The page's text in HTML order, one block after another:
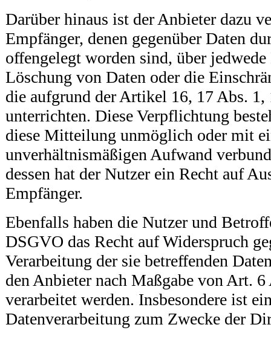
Darüber hinaus ist der Anbieter dazu
Empfänger, denen gegenüber Daten
offengelegt worden sind, über
Löschung von Daten oder die
die aufgrund der Artikel 16, 17 Abs.
unterrichten. Diese Verpflichtung
diese Mitteilung unmöglich oder mit
unverhältnismäßigen Aufwand
dessen hat der Nutzer ein Recht auf
Empfänger.
Ebenfalls haben die Nutzer und
DSGVO das Recht auf Widerspruch
Verarbeitung der sie betreffenden
den Anbieter nach Maßgabe von Art.
verarbeitet werden. Insbesondere ist
Datenverarbeitung zum Zwecke der